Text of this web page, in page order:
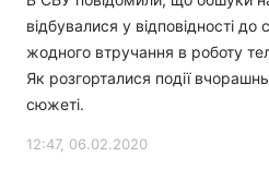
відбувалися у відповідності до
жодного втручання в роботу
Як розгорталися події
сюжеті.
12:47, 06.02.2020